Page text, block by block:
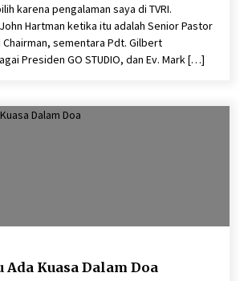
karena pengalaman saya di TVRI.
Hartman ketika itu adalah Senior Pastor
sementara Pdt. Gilbert
Presiden GO STUDIO, dan Ev. Mark […]
Ada Kuasa Dalam Doa